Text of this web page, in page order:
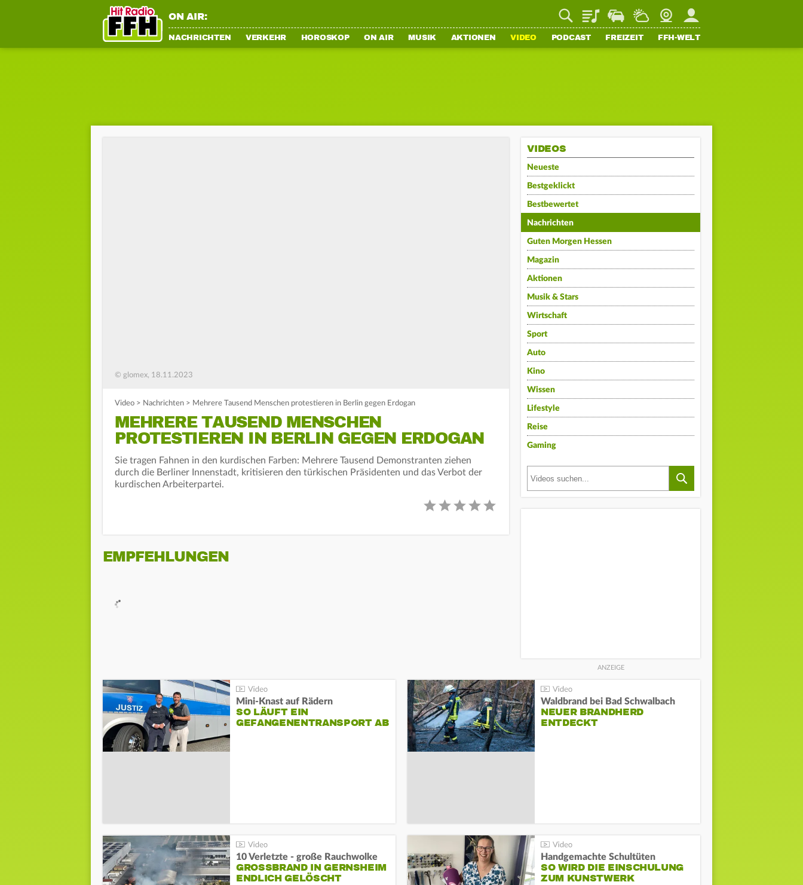
ON AIR: PlaylistStaupilotWetterWebcamMein FFH
NACHRICHTEN VERKEHR HOROSKOP ON AIR MUSIK AKTIONEN VIDEO PODCAST FREIZEIT FFH-WELT
© glomex, 18.11.2023
Video > Nachrichten > Mehrere Tausend Menschen protestieren in Berlin gegen Erdogan
MEHRERE TAUSEND MENSCHEN
PROTESTIEREN IN BERLIN GEGEN ERDOGAN
Sie tragen Fahnen in den kurdischen Farben: Mehrere Tausend Demonstranten ziehen
durch die Berliner Innenstadt, kritisieren den türkischen Präsidenten und das Verbot der
kurdischen Arbeiterpartei.
EMPFEHLUNGEN
VIDEOS
Neueste
Bestgeklickt
Bestbewertet
Nachrichten
Guten Morgen Hessen
Magazin
Aktionen
Musik & Stars
Wirtschaft
Sport
Auto
Kino
Wissen
Lifestyle
Reise
Gaming
Mini-Knast auf Rädern
SO LÄUFT EIN
GEFANGENENTRANSPORT AB
Waldbrand bei Bad Schwalbach
NEUER BRANDHERD
ENTDECKT
10 Verletzte - große Rauchwolke
GROSSBRAND IN GERNSHEIM E
NDLICH GELÖSCHT
Handgemachte Schultüten
SO WIRD DIE EINSCHULUNG
ZUM KUNSTWERK